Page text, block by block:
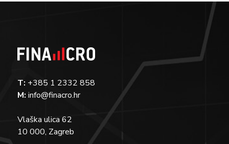
T: +385 1 2332 858
M: info@finacro.hr
Vlaška ulica 62
10 000, Zagreb